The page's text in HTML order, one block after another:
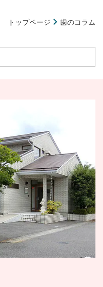
トップページ 歯のコラム